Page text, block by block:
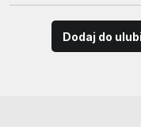
Dodaj do